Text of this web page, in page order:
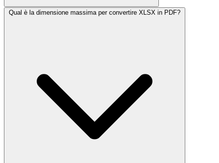
Qual è la dimensione massima per convertire XLSX in PDF?